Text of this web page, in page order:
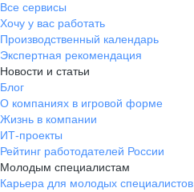
Все сервисы
Хочу у вас работать
Производственный календарь
Экспертная рекомендация
Новости и статьи
Блог
О компаниях в игровой форме
Жизнь в компании
ИТ-проекты
Рейтинг работодателей России
Молодым специалистам
Карьера для молодых специалистов